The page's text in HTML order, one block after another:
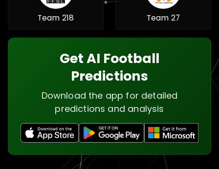
Team 218 Team 27
Get AI Football
Predictions
Download the app for detailed
predictions and analysis